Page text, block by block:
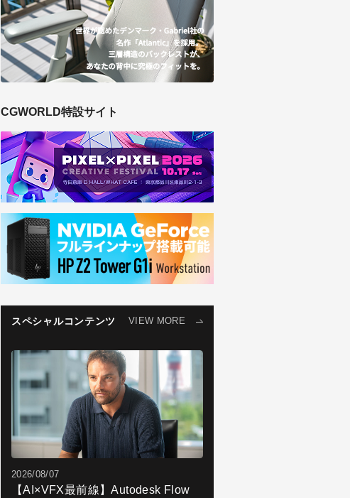
CGWORLD特設サイト
スペシャルコンテンツ VIEW MORE
2026/08/07
【AI×VFX最前線】Autodesk Flow